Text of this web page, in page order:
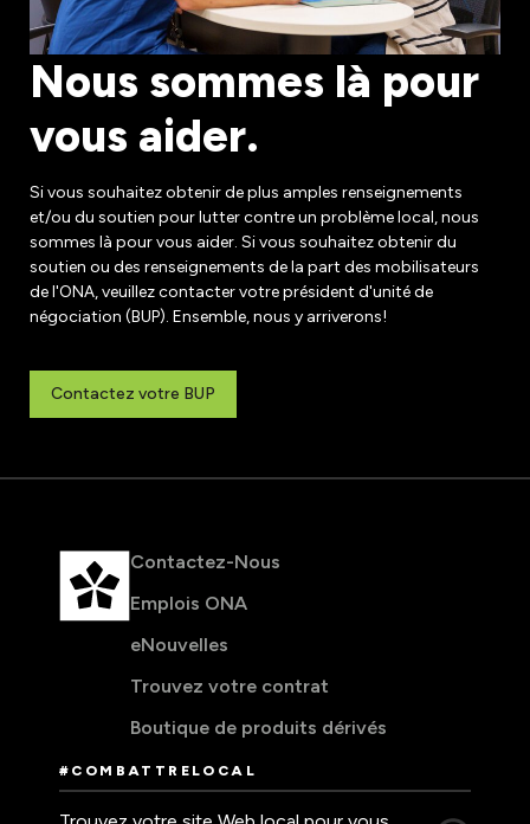
Nous sommes là pour
vous aider.
Si vous souhaitez obtenir de plus amples renseignements
et/ou du soutien pour lutter contre un problème local, nous
sommes là pour vous aider. Si vous souhaitez obtenir du
soutien ou des renseignements de la part des mobilisateurs
de l'ONA, veuillez contacter votre président d'unité de
négociation (BUP). Ensemble, nous y arriverons!
Contactez votre BUP
Contactez-Nous
Emplois ONA
eNouvelles
Trouvez votre contrat
Boutique de produits dérivés
#COMBATTRELOCAL